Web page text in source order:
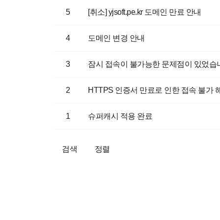
5 [취소] yjsoft.pe.kr 도메인 만료 안내
4 도메인 변경 안내
3 잠시 접속이 불가능한 문제점이 있었습
2 HTTPS 인증서 만료로 인한 접속 불가
1 슈퍼캐시 적용 완료
검색 정렬